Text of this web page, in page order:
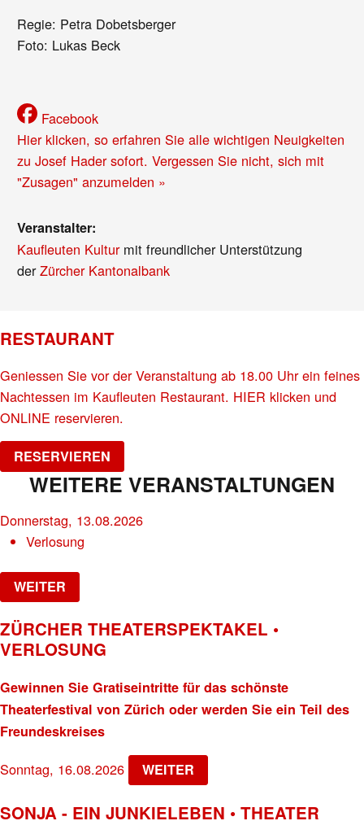
Regie: Petra Dobetsberger
Foto: Lukas Beck
Facebook
Hier klicken, so erfahren Sie alle wichtigen Neuigkeiten
zu Josef Hader sofort. Vergessen Sie nicht, sich mit
"Zusagen" anzumelden »
Veranstalter:
Kaufleuten Kulturmit freundlicher Unterstützung
derZürcher Kantonalbank
RESTAURANT
Geniessen Sie vor der Veranstaltung ab 18.00 Uhr ein feines
Nachtessen im Kaufleuten Restaurant. HIER klicken und
ONLINE reservieren.
RESERVIEREN
WEITERE VERANSTALTUNGEN
Donnerstag, 13.08.2026
Verlosung
WEITER
ZÜRCHER THEATERSPEKTAKEL •
VERLOSUNG
Gewinnen Sie Gratiseintritte für das schönste
Theaterfestival von Zürich oder werden Sie ein Teil des
Freundeskreises
Sonntag, 16.08.2026 WEITER
SONJA - EIN JUNKIELEBEN • THEATER